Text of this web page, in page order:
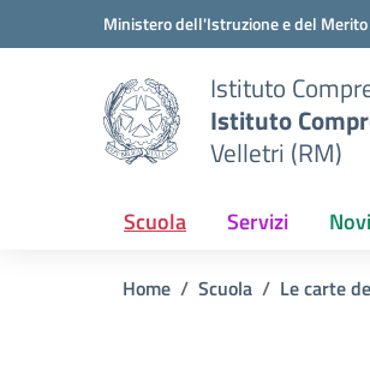
Vai ai contenuti
Vai al menu di navigazioneMinistero dell'Istruzione e del Merito
Istituto
Istituto
Velletri (RM)
Scuola Servizi
Home Scuola Le carte